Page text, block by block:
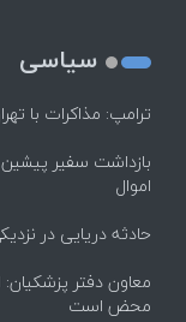
سیاسی
ترامپ: مذاکرات با
بازداشت سفیر
اموال
حادثه دریایی در
معاون دفتر
محض است